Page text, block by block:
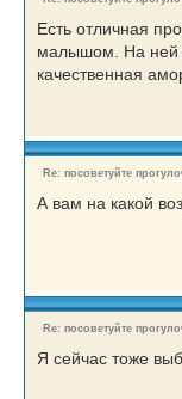
Есть отличная
малышом. На ней
качественная
Re: посоветуйте
А вам на какой
Re: посоветуйте
Я сейчас тоже